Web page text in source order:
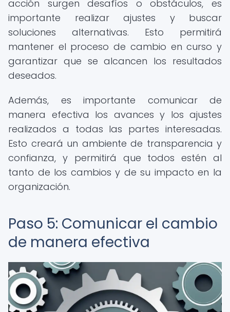
acción surgen desafíos o obstáculos, es
importante realizar ajustes y buscar
soluciones alternativas. Esto permitirá
mantener el proceso de cambio en curso y
garantizar que se alcancen los resultados
deseados.
Además, es importante comunicar de
manera efectiva los avances y los ajustes
realizados a todas las partes interesadas.
Esto creará un ambiente de transparencia y
confianza, y permitirá que todos estén al
tanto de los cambios y de su impacto en la
organización.
Paso 5: Comunicar el cambio
de manera efectiva